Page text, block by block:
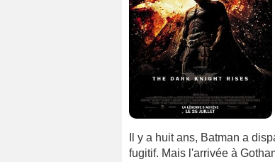
Il y a huit ans, Batman a
fugitif. Mais l'arrivée à